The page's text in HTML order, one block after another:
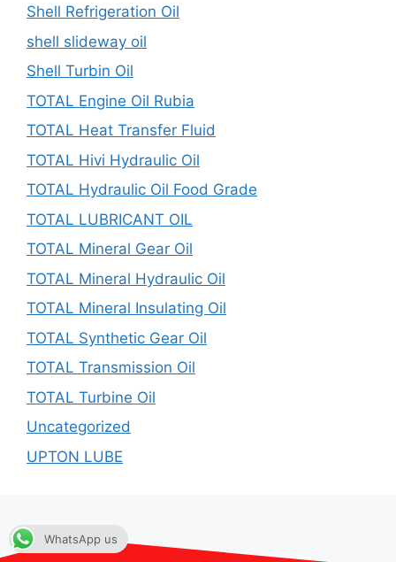
Shell Refrigeration Oil
shell slideway oil
Shell Turbin Oil
TOTAL Engine Oil Rubia
TOTAL Heat Transfer Fluid
TOTAL Hivi Hydraulic Oil
TOTAL Hydraulic Oil Food Grade
TOTAL LUBRICANT OIL
TOTAL Mineral Gear Oil
TOTAL Mineral Hydraulic Oil
TOTAL Mineral Insulating Oil
TOTAL Synthetic Gear Oil
TOTAL Transmission Oil
TOTAL Turbine Oil
Uncategorized
UPTON LUBE
WhatsApp us